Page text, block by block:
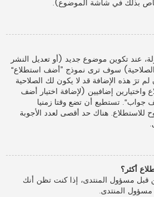
بذلك في شاشة الموضوع).
عند تكوين موضوع جديد (أو تعديل النشر
سوف ترى نموذج ”أضف استطلاع“
هذه الإضافة قد لا يكون لك الصلاحية
إضافيين (لإضافة اختيار أضف
تستطيع أن تضع وقتا زمنيا
للاستطلاع. هناك حد أقصى لعدد الأجوبة
أكثر؟
قبل مسؤول المنتدى، إذا كنت تظن أنك
مسؤول المنتدى.